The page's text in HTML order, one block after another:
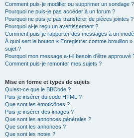
Comment puis-je modifier ou supprimer un sondage ?
Pourquoi ne puis-je pas accéder à un forum ?
Pourquoi ne puis-je pas transférer de pièces jointes ?
Pourquoi ai-je reçu un avertissement ?
Comment puis-je rapporter des messages à un
À quoi sert le bouton « Enregistrer comme brouillon
sujet ?
Pourquoi mon message a-t-il besoin d’être approuvé
Comment puis-je remonter mes sujets ?
Mise en forme et types de sujets
Qu’est-ce que le BBCode ?
Puis-je insérer du code HTML ?
Que sont les émoticônes ?
Puis-je insérer des images ?
Que sont les annonces générales ?
Que sont les annonces ?
Que sont les notes ?